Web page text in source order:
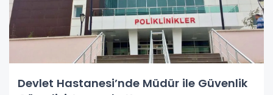
Devlet Hastanesi’nde Müdür ile Güvenlik